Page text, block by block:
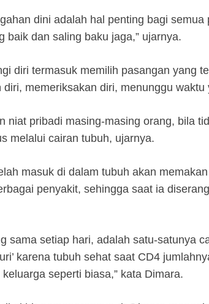
dini adalah hal penting bagi
baik dan saling baku jaga,” ujarnya.
diri termasuk memilih pasangan yang
memeriksakan diri, menunggu
niat pribadi masing-masing orang, bila
melalui cairan tubuh, ujarnya.
masuk di dalam tubuh akan
penyakit, sehingga saat ia
sama setiap hari, adalah satu-satunya
karena tubuh sehat saat CD4
seperti biasa,” kata Dimara.